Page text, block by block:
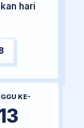
hari
KE-